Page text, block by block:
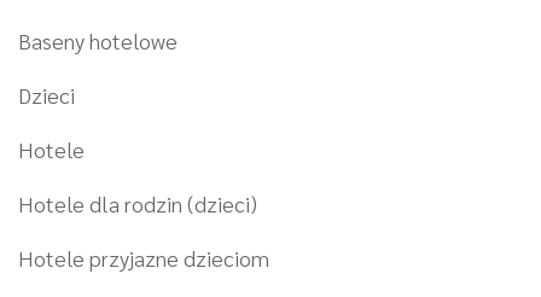
Baseny hotelowe
Dzieci
Hotele
Hotele dla rodzin (dzieci)
Hotele przyjazne dzieciom